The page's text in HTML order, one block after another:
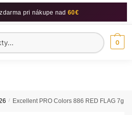
pri nákupe nad60€
0
/ Excellent PRO Colors 886 RED FLAG 7g